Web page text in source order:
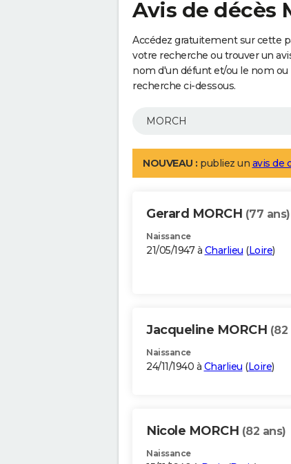
Avis de décès
Accédez gratuitement sur cette
votre recherche ou trouver un
nom d'un défunt et/ou le nom
recherche ci-dessous.
NOUVEAU : publiez un avis de
Gerard MORCH (77 ans)
Naissance
21/05/1947 à Charlieu (Loire)
Jacqueline MORCH (82
Naissance
24/11/1940 à Charlieu (Loire)
Nicole MORCH (82 ans)
Naissance